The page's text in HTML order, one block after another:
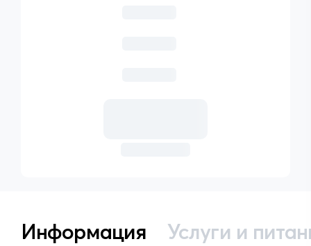
Информация Услуги и